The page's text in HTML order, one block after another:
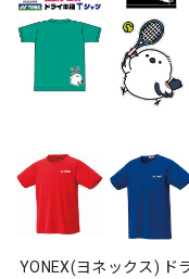
YONEX(ヨネックス) ド